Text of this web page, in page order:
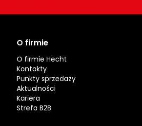
O firmie
O firmie Hecht
Kontakty
Punkty sprzedaży
Aktualności
Kariera
Strefa B2B